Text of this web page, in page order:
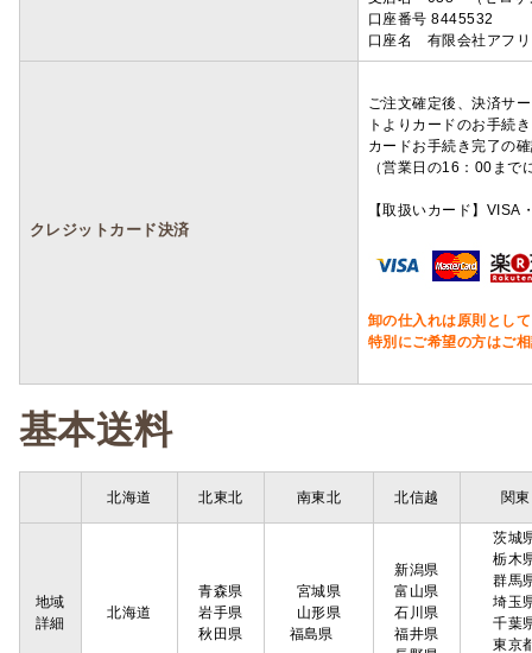
口座番号 8445532
口座名 有限会社アフ
クレジットカード決済
ご注文確定後、決済サ
トよりカードのお手続
カードお手続き完了の
（営業日の16：00ま
【取扱いカード】
卸の仕入れは原則とし
特別にご希望の方はご
基本送料
北海道 北東北 南東北 北信越 関東
地域
詳細
北海道
青森県
岩手県
秋田県
宮城県
山形県
福島県
新潟県
富山県
石川県
福井県
茨城
栃木
群馬
埼玉
千葉
東京